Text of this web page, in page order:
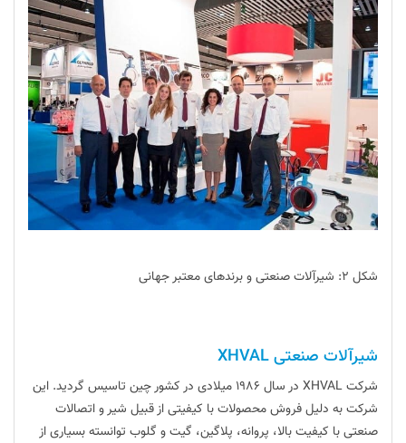
شکل ۲: شیرآلات صنعتی و برندهای معتبر جهانی
شیرآلات صنعتی XHVAL
شرکت XHVAL در سال ۱۹۸۶ میلادی در کشور چین تاسیس گردید. این
شرکت به دلیل فروش محصولات با کیفیتی از قبیل شیر و اتصالات
صنعتی با کیفیت بالا، پروانه، پلاگین، گیت و گلوب توانسته بسیاری از